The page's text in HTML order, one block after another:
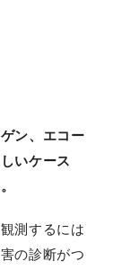
ン、エコー
いケース
測するには
の診断がつ